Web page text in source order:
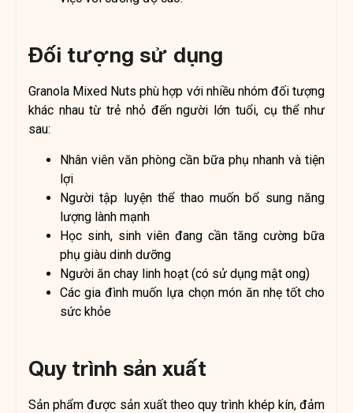
Đối tượng sử dụng
Granola Mixed Nuts phù hợp với nhiều nhóm đối tượng
khác nhau từ trẻ nhỏ đến người lớn tuổi, cụ thể như
sau:
Nhân viên văn phòng cần bữa phụ nhanh và tiện
lợi
Người tập luyện thể thao muốn bổ sung năng
lượng lành mạnh
Học sinh, sinh viên đang cần tăng cường bữa
phụ giàu dinh dưỡng
Người ăn chay linh hoạt (có sử dụng mật ong)
Các gia đình muốn lựa chọn món ăn nhẹ tốt cho
sức khỏe
Quy trình sản xuất
Sản phẩm được sản xuất theo quy trình khép kín, đảm